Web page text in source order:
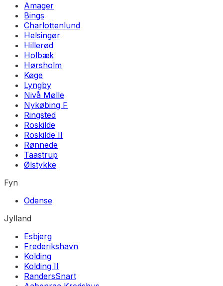
Amager
Bings
Charlottenlund
Helsingør
Hillerød
Holbæk
Hørsholm
Køge
Lyngby
Nivå Mølle
Nykøbing F
Ringsted
Roskilde
Roskilde II
Rønnede
Taastrup
Ølstykke
Fyn
Odense
Jylland
Esbjerg
Frederikshavn
Kolding
Kolding II
RandersSnart